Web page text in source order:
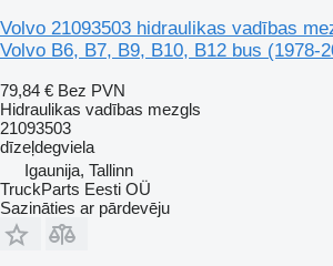
Volvo 21093503 hidraulikas vadības
Volvo B6, B7, B9, B10, B12 bus (1978-
79,84 € Bez PVN
Hidraulikas vadības mezgls
21093503
dīzeļdegviela
Igaunija, Tallinn
TruckParts Eesti OÜ
Sazināties ar pārdevēju